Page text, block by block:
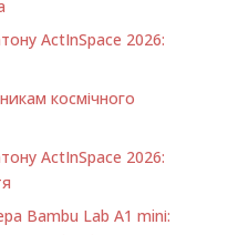
ActInSpace 2026:
космічного
ActInSpace 2026:
Bambu Lab A1 minі: